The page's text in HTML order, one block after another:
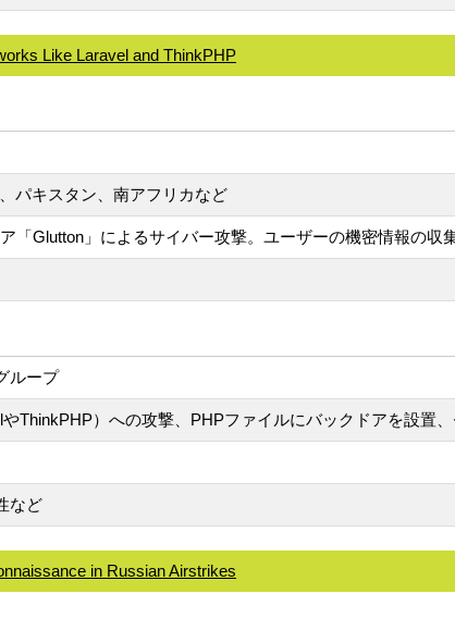
Like Laravel and ThinkPHP
パキスタン、南アフリカなど
「Glutton」によるサイバー攻撃。ユーザーの機密情報の収
ループ
ThinkPHP）への攻撃、PHPファイルにバックドアを設置
など
in Russian Airstrikes